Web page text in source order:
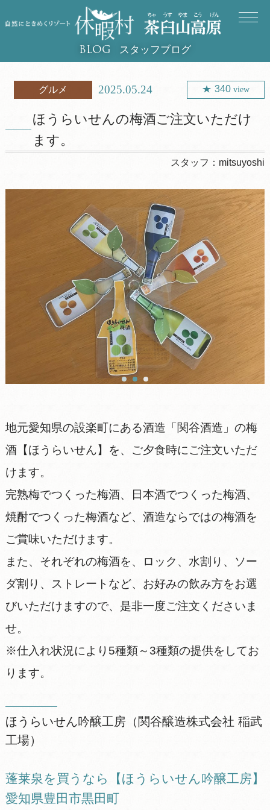
BLOG スタッフブログ
グルメ 2025.05.24 340 view
ほうらいせんの梅酒ご注文いただけ
ます。
スタッフ： mitsuyoshi
地元愛知県の設楽町にある酒造「関谷酒造」の梅
酒【ほうらいせん】を、ご夕食時にご注文いただ
けます。
完熟梅でつくった梅酒、日本酒でつくった梅酒、
焼酎でつくった梅酒など、酒造ならではの梅酒を
ご賞味いただけます。
また、それぞれの梅酒を、ロック、水割り、ソー
ダ割り、ストレートなど、お好みの飲み方をお選
びいただけますので、是非一度ご注文くださいま
せ。
※仕入れ状況により5種類～3種類の提供をしてお
ります。
ほうらいせん吟醸工房（関谷醸造株式会社 稲武
工場）
蓬莱泉を買うなら【ほうらいせん吟醸工房】
愛知県豊田市黒田町